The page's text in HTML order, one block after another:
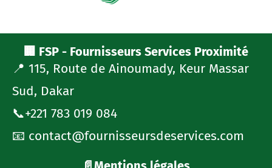
🏢 FSP - Fournisseurs Services Proximité
📍 115, Route de Ainoumady, Keur Massar
Sud, Dakar
📞+221 783 019 084
📧 contact@fournisseursdeservices.com